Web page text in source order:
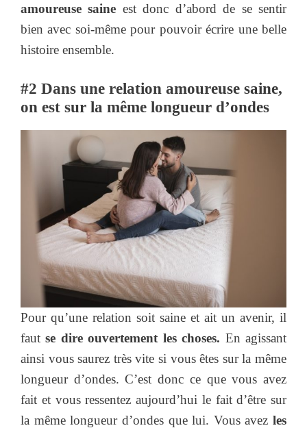
amoureuse saine est donc d’abord de se sentir
bien avec soi-même pour pouvoir écrire une belle
histoire ensemble.
#2 Dans une relation amoureuse saine,
on est sur la même longueur d’ondes
Pour qu’une relation soit saine et ait un avenir, il
fautse dire ouvertement les choses. En agissant
ainsi vous saurez très vite si vous êtes sur la même
longueur d’ondes. C’est donc ce que vous avez
fait et vous ressentez aujourd’hui le fait d’être sur
la même longueur d’ondes que lui. Vous avez les